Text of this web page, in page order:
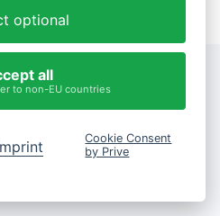
ändern
optional
all
to non-EU countries
Cookie Consent
by Prive